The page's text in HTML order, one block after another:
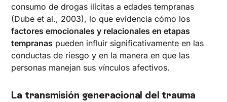
consumo de drogas ilícitas a edades tempranas
(Dube et al., 2003), lo que evidencia cómo los
factores emocionales y relacionales en etapas
tempranas pueden influir significativamente en las
conductas de riesgo y en la manera en que las
personas manejan sus vínculos afectivos.
La transmisión generacional del trauma